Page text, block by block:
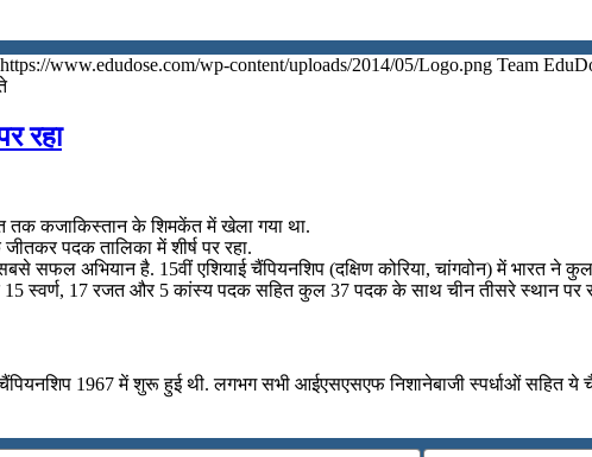
https://www.edudose.com/wp-content/uploads/2014/05/Logo.png Team
रहा
तक कजाकिस्‍तान के शिमकेंत में खेला गया था.
पदक तालिका में शीर्ष पर रहा.
अभियान है. 15वीं एशियाई चैंपियनशिप (दक्षिण कोरिया, चांगवोन) में भारत ने
17 रजत और 5 कांस्य पदक सहित कुल 37 पदक के साथ चीन तीसरे स्थान पर
चैंपियनशिप 1967 में शुरू हुई थी. लगभग सभी आईएसएसएफ निशानेबाजी स्पर्धाओं सहित